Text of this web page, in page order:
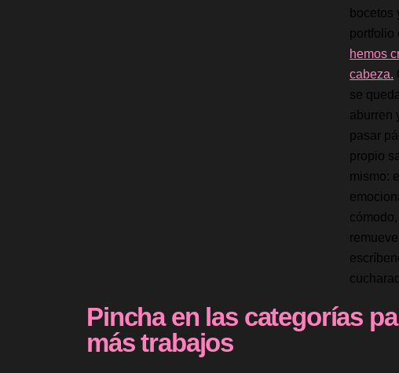
bocetos
portfolio
hemos
cabeza.
se
aburren
pasar
propio
mismo:
Pincha en las categorías
más trabajos